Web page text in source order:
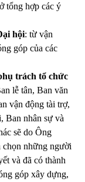
tổng hợp các ý
hội: từ vận
góp của các
trách tổ chức
lễ tân, Ban văn
vận động tài trợ,
Ban nhân sự và
sẽ do Ông
những người
và đã có thành
góp xây dựng,